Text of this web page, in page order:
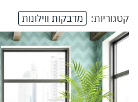
קטגוריות: מדבקות ווילונות